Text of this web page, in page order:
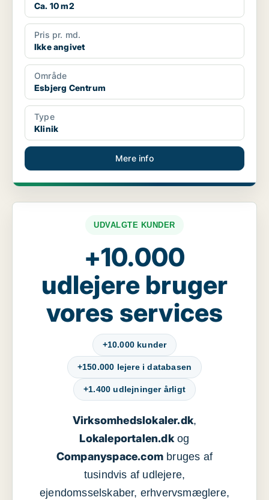
Ca. 10 m2
Pris pr. md.
Ikke angivet
Område
Esbjerg Centrum
Type
Klinik
Mere info
UDVALGTE KUNDER
+10.000
udlejere bruger
vores services
+10.000 kunder
+150.000 lejere i databasen
+1.400 udlejninger årligt
Virksomhedslokaler.dk,
Lokaleportalen.dkog
Companyspace.com bruges af
tusindvis af udlejere,
ejendomsselskaber, erhvervsmæglere,